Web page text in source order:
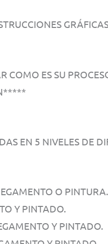
COMO ES SU
EN 5 NIVELES DE
O PINTURA.
Y PINTADO.
Y PINTADO.